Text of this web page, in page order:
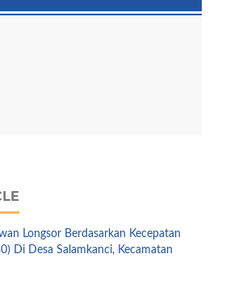
Longsor Berdasarkan Kecepatan
Di Desa Salamkanci, Kecamatan